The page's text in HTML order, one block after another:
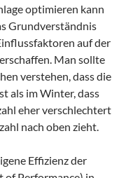
optimieren kann
Grundverständnis
auf der
Man sollte
verstehen, dass die
als im Winter, dass
eher verschlechtert
nach oben zieht.
Effizienz der